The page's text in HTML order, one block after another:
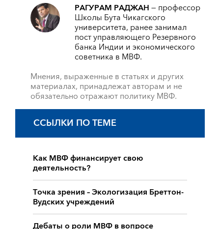
РАГУРАМ РАДЖАН— профессор
Школы Бута Чикагского
университета, ранее занимал
пост управляющего Резервного
банка Индии и экономического
советника в МВФ.
Мнения, выраженные в статьях и других
материалах, принадлежат авторам и не
обязательно отражают политику МВФ.
ССЫЛКИ ПО ТЕМЕ
Как МВФ финансирует свою
деятельность?
Точка зрения – Экологизация Бреттон-
Вудских учреждений
Дебаты о роли МВФ в вопросе